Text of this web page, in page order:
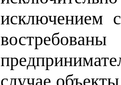
исключением
случае